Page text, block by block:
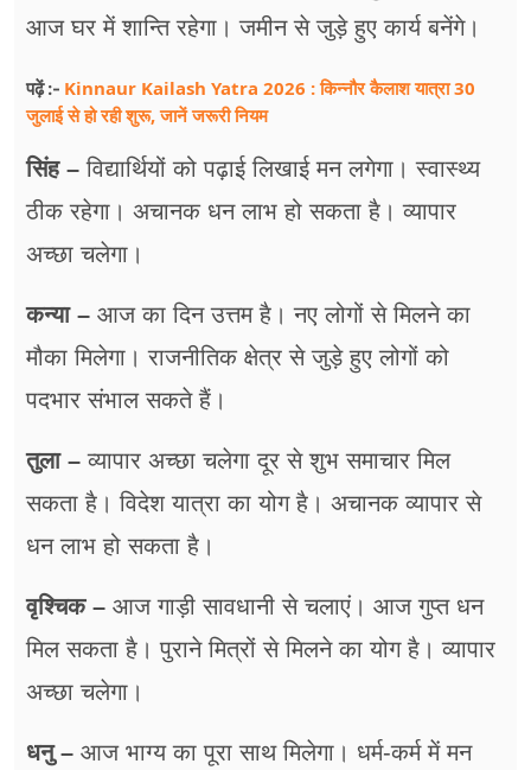
आज घर में शान्ति रहेगा। जमीन से जुड़े हुए कार्य बनेंगे।
पढ़ें :- Kinnaur Kailash Yatra 2026 : किन्नौर कैलाश यात्रा 30
जुलाई से हो रही शुरू, जानें जरूरी नियम
सिंह – विद्यार्थियों को पढ़ाई लिखाई मन लगेगा। स्वास्थ्य
ठीक रहेगा। अचानक धन लाभ हो सकता है। व्यापार
अच्छा चलेगा।
कन्या – आज का दिन उत्तम है। नए लोगों से मिलने का
मौका मिलेगा। राजनीतिक क्षेत्र से जुड़े हुए लोगों को
पदभार संभाल सकते हैं।
तुला – व्यापार अच्छा चलेगा दूर से शुभ समाचार मिल
सकता है। विदेश यात्रा का योग है। अचानक व्यापार से
धन लाभ हो सकता है।
वृश्चिक – आज गाड़ी सावधानी से चलाएं। आज गुप्त धन
मिल सकता है। पुराने मित्रों से मिलने का योग है। व्यापार
अच्छा चलेगा।
धनु – आज भाग्य का पूरा साथ मिलेगा। धर्म-कर्म में मन